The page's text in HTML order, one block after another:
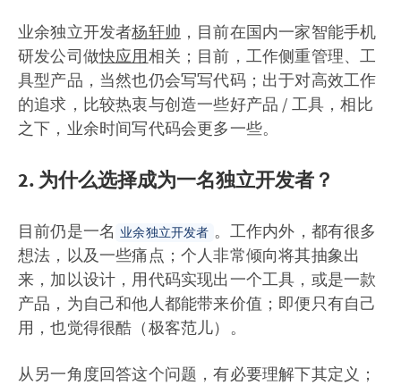
业余独立开发者杨轩帅 ，目前在国内一家智能手机
研发公司做快应用相关；目前，工作侧重管理、工
具型产品，当然也仍会写写代码；出于对高效工作
的追求，比较热衷与创造一些好产品 / 工具，相比
之下，业余时间写代码会更多一些。
2. 为什么选择成为一名独立开发者？
目前仍是一名 业余独立开发者 。工作内外，都有很多
想法，以及一些痛点；个人非常倾向将其抽象出
来，加以设计，用代码实现出一个工具，或是一款
产品，为自己和他人都能带来价值；即便只有自己
用，也觉得很酷（极客范儿）。
从另一角度回答这个问题，有必要理解下其定义；